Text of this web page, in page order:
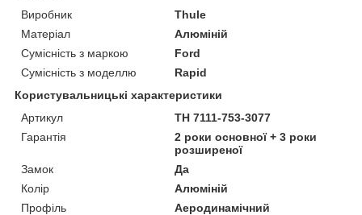
Виробник
Thule
Матеріал
Алюміній
Сумісність з маркою
Ford
Сумісність з моделлю
Rapid
Користувальницькі характеристики
Артикул
TH 7111-753-3077
Гарантія
2 роки основної + 3 роки
розширеної
Замок
Да
Колір
Алюміній
Профіль
Аеродинамічний